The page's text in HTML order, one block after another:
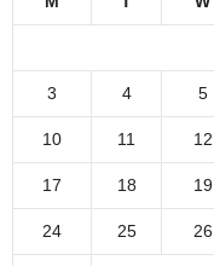
3 4 5
10 11 12
17 18 19
24 25 26